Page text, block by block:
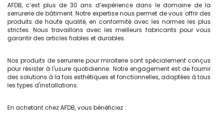
AFDB, c’est plus de 30 ans d’expérience dans le domaine de la
serrurerie de bâtiment. Notre expertise nous permet de vous offrir des
produits de haute qualité, en conformité avec les normes les plus
strictes. Nous travaillons avec les meilleurs fabricants pour vous
garantir des articles fiables et durables.
Nos produits de serrurerie pour miroiterie sont spécialement conçus
pour résister à l'usure quotidienne. Notre engagement est de fournir
des solutions à la fois esthétiques et fonctionnelles, adaptées à tous
les types d'installations.
En achetant chez AFDB, vous bénéficiez :